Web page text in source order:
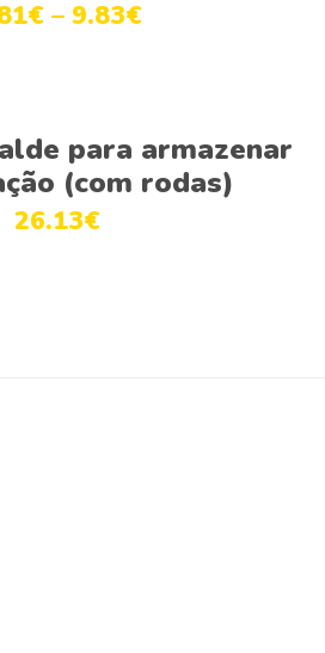
€ – 9.83€
Adicionarpara armazenar
(com rodas)
26.13€